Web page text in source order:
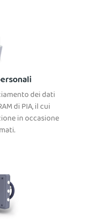
dei dati
di PIA, il cui
in occasione